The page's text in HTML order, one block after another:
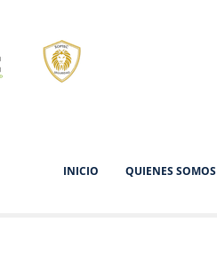
INICIO QUIENES SOMOS